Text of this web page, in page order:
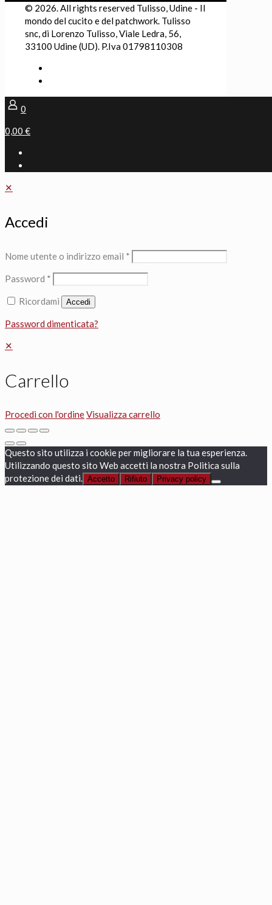
© 2026. All rights reserved Tulisso, Udine - Il
mondo del cucito e del patchwork. Tulisso
snc, di Lorenzo Tulisso, Viale Ledra, 56,
33100 Udine (UD). P.Iva 01798110308
0
0,00 €
✕
Accedi
Nome utente o indirizzo email *
Password *
Ricordami Accedi
Password dimenticata?
✕
Carrello
Procedi con l'ordineVisualizza carrello
Questo sito utilizza i cookie per migliorare la tua esperienza.
Utilizzando questo sito Web accetti la nostra Politica sulla
protezione dei dati. Accetto Rifiuto Privacy policy